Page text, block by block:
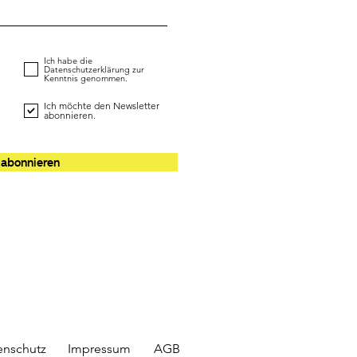
Ich habe die
Datenschutzerklärung zur
Kenntnis genommen.
Ich möchte den Newsletter
abonnieren.
Impressum AGB